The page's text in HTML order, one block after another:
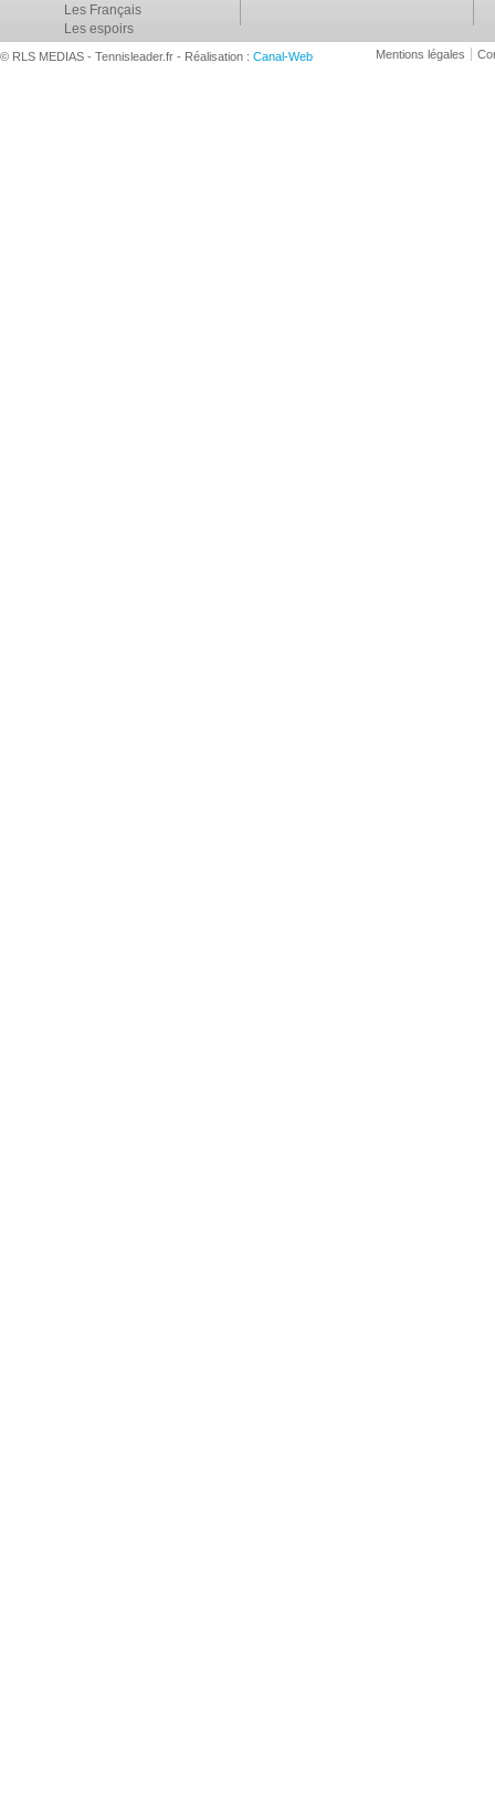
Les Français
Les espoirs
© RLS MEDIAS - Tennisleader.fr - Réalisation : Canal-Web Mentions légales